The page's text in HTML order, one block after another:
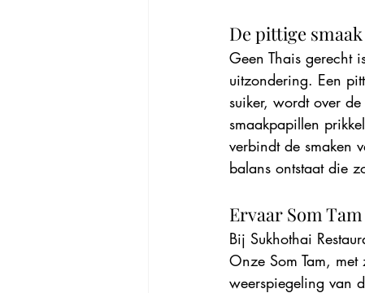
De pittige
Geen Thais gerecht
uitzondering. Een
suiker, wordt over
smaakpapillen
verbindt de smaken
balans ontstaat die
Ervaar Som
Bij Sukhothai
Onze Som Tam,
weerspiegeling van